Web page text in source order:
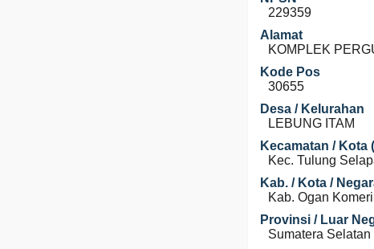
229359
Alamat
KOMPLEK
Kode Pos
30655
Desa / Kelurahan
LEBUNG ITAM
Kecamatan / Kota
Kec. Tulung
Kab. / Kota /
Kab. Ogan
Provinsi / Luar
Sumatera Selatan